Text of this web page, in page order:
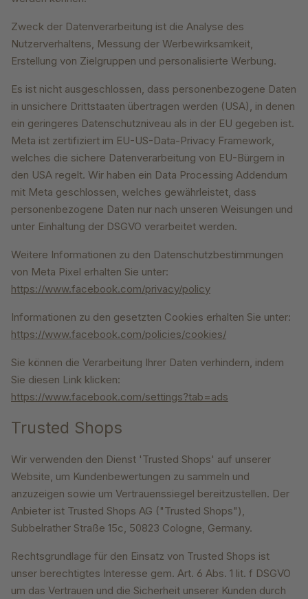
Zweck der Datenverarbeitung ist die Analyse des
Nutzerverhaltens, Messung der Werbewirksamkeit,
Erstellung von Zielgruppen und personalisierte Werbung.
Es ist nicht ausgeschlossen, dass personenbezogene Daten
in unsichere Drittstaaten übertragen werden (USA), in denen
ein geringeres Datenschutzniveau als in der EU gegeben ist.
Meta ist zertifiziert im EU-US-Data-Privacy Framework,
welches die sichere Datenverarbeitung von EU-Bürgern in
den USA regelt. Wir haben ein Data Processing Addendum
mit Meta geschlossen, welches gewährleistet, dass
personenbezogene Daten nur nach unseren Weisungen und
unter Einhaltung der DSGVO verarbeitet werden.
Weitere Informationen zu den Datenschutzbestimmungen
von Meta Pixel erhalten Sie unter:
https://www.facebook.com/privacy/policy
Informationen zu den gesetzten Cookies erhalten Sie unter:
https://www.facebook.com/policies/cookies/
Sie können die Verarbeitung Ihrer Daten verhindern, indem
Sie diesen Link klicken:
https://www.facebook.com/settings?tab=ads
Trusted Shops
Wir verwenden den Dienst 'Trusted Shops' auf unserer
Website, um Kundenbewertungen zu sammeln und
anzuzeigen sowie um Vertrauenssiegel bereitzustellen. Der
Anbieter ist Trusted Shops AG ("Trusted Shops"),
Subbelrather Straße 15c, 50823 Cologne, Germany.
Rechtsgrundlage für den Einsatz von Trusted Shops ist
unser berechtigtes Interesse gem. Art. 6 Abs. 1 lit. f DSGVO
um das Vertrauen und die Sicherheit unserer Kunden durch